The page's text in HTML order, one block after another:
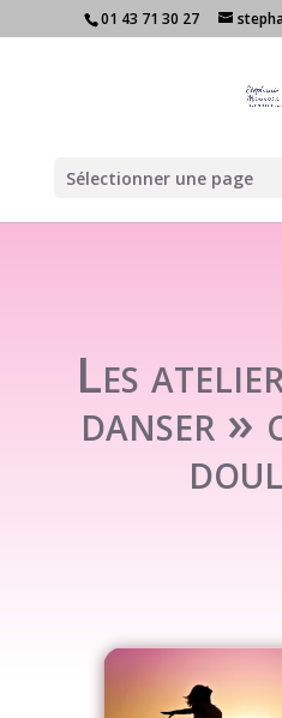
01 43 71 30 27
Sélectionner une page
Les
danser »